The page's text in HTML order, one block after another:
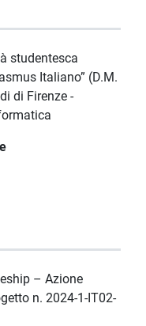
studentesca
Italiano” (D.M.
di Firenze -
– Azione
n. 2024-1-IT02-